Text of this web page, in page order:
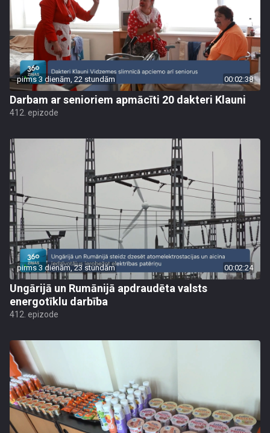
pirms 3 dienām, 22 stundām 00:02:38
Darbam ar senioriem apmācīti 20 dakteri Klauni
412. epizode
pirms 3 dienām, 23 stundām 00:02:24
Ungārijā un Rumānijā apdraudēta valsts
energotīklu darbība
412. epizode